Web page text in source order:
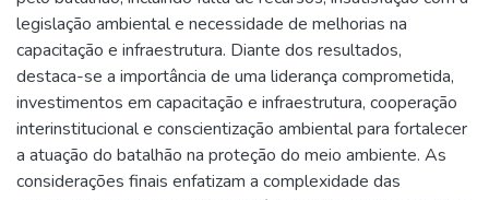
legislação ambiental e necessidade de melhorias na
capacitação e infraestrutura. Diante dos resultados,
destaca-se a importância de uma liderança comprometida,
investimentos em capacitação e infraestrutura, cooperação
interinstitucional e conscientização ambiental para fortalecer
a atuação do batalhão na proteção do meio ambiente. As
considerações finais enfatizam a complexidade das